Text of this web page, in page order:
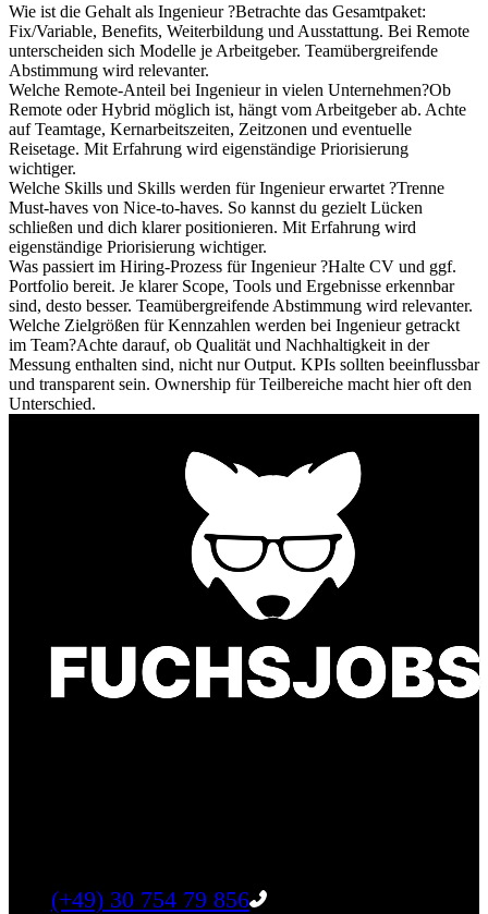
Wie ist die Gehalt als Ingenieur ?Betrachte das Gesamtpaket:
Fix/Variable, Benefits, Weiterbildung und Ausstattung. Bei Remote
unterscheiden sich Modelle je Arbeitgeber. Teamübergreifende
Abstimmung wird relevanter.
Welche Remote-Anteil bei Ingenieur in vielen Unternehmen?Ob
Remote oder Hybrid möglich ist, hängt vom Arbeitgeber ab. Achte
auf Teamtage, Kernarbeitszeiten, Zeitzonen und eventuelle
Reisetage. Mit Erfahrung wird eigenständige Priorisierung
wichtiger.
Welche Skills und Skills werden für Ingenieur erwartet ?Trenne
Must-haves von Nice-to-haves. So kannst du gezielt Lücken
schließen und dich klarer positionieren. Mit Erfahrung wird
eigenständige Priorisierung wichtiger.
Was passiert im Hiring-Prozess für Ingenieur ?Halte CV und ggf.
Portfolio bereit. Je klarer Scope, Tools und Ergebnisse erkennbar
sind, desto besser. Teamübergreifende Abstimmung wird relevanter.
Welche Zielgrößen für Kennzahlen werden bei Ingenieur getrackt
im Team?Achte darauf, ob Qualität und Nachhaltigkeit in der
Messung enthalten sind, nicht nur Output. KPIs sollten beeinflussbar
und transparent sein. Ownership für Teilbereiche macht hier oft den
Unterschied.
(+49) 30 754 79 856